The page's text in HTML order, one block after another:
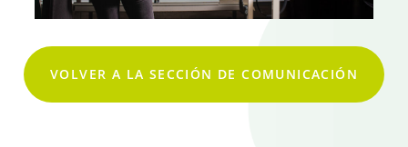
VOLVER A LA SECCIÓN DE COMUNICACIÓN